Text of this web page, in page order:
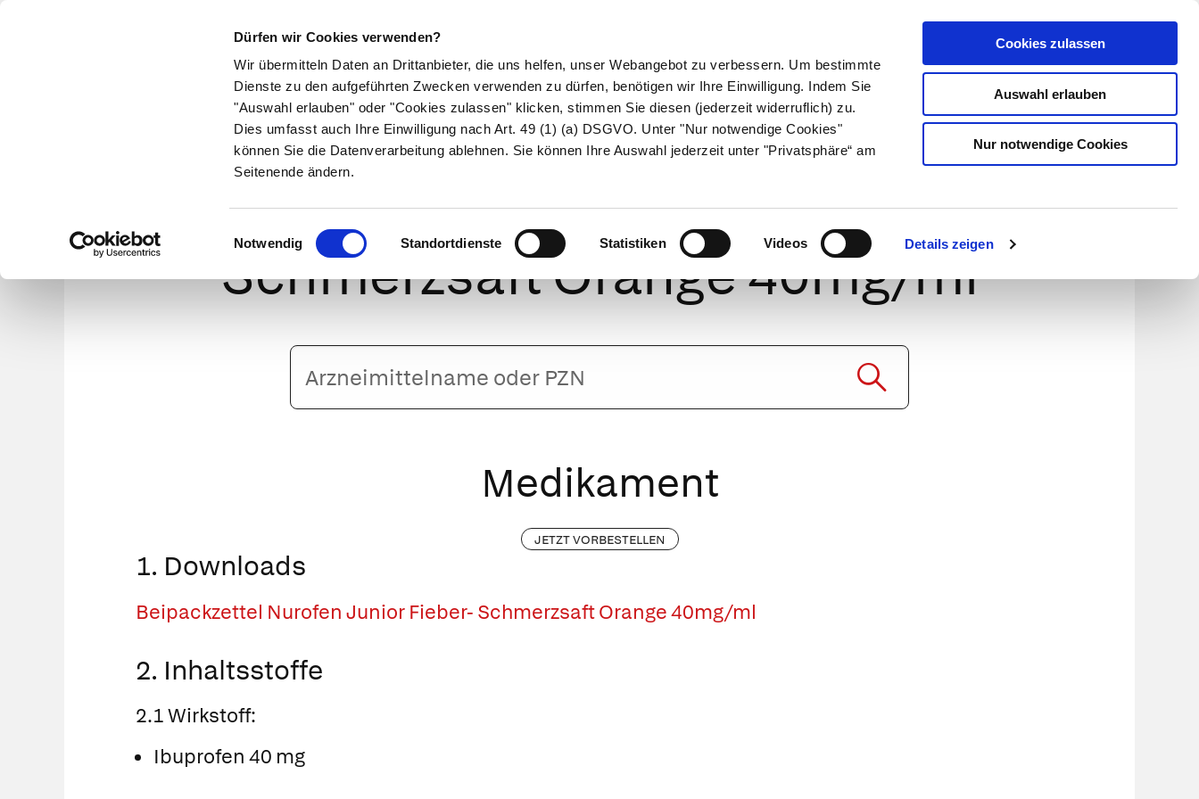
Dürfen wir Cookies verwenden?
Wir übermitteln Daten an Drittanbieter, die uns helfen, unser Webangebot zu verbessern. Um bestimmte
Dienste zu den aufgeführten Zwecken verwenden zu dürfen, benötigen wir Ihre Einwilligung. Indem Sie
"Auswahl erlauben" oder "Cookies zulassen" klicken, stimmen Sie diesen (jederzeit widerruflich) zu.
Dies umfasst auch Ihre Einwilligung nach Art. 49 (1) (a) DSGVO. Unter "Nur notwendige Cookies"
können Sie die Datenverarbeitung ablehnen. Sie können Ihre Auswahl jederzeit unter "Privatsphäre“ am
Seitenende ändern.
Einwilligungsauswahl
Notwendig Standortdienste Statistiken Videos Details zeigen
Cookies zulassen
Auswahl erlauben
Nur notwendige Cookies
Kundenlogin
Suche
Symptome Therapie Medikamente Naturheilkunde Eltern & Kind Gesund leben Über uns
Nurofen Junior Fieber-
Schmerzsaft Orange 40mg/ml
Arzneimittelname
oder
PZN
Medikament
JETZT VORBESTELLEN
1. Downloads
Beipackzettel Nurofen Junior Fieber- Schmerzsaft Orange 40mg/ml
2. Inhaltsstoffe
2.1 Wirkstoff:
Ibuprofen 40 mg